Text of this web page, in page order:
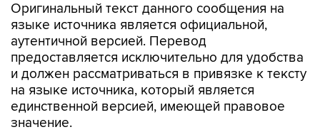
Оригинальный текст данного сообщения на
языке источника является официальной,
аутентичной версией. Перевод
предоставляется исключительно для удобства
и должен рассматриваться в привязке к тексту
на языке источника, который является
единственной версией, имеющей правовое
значение.